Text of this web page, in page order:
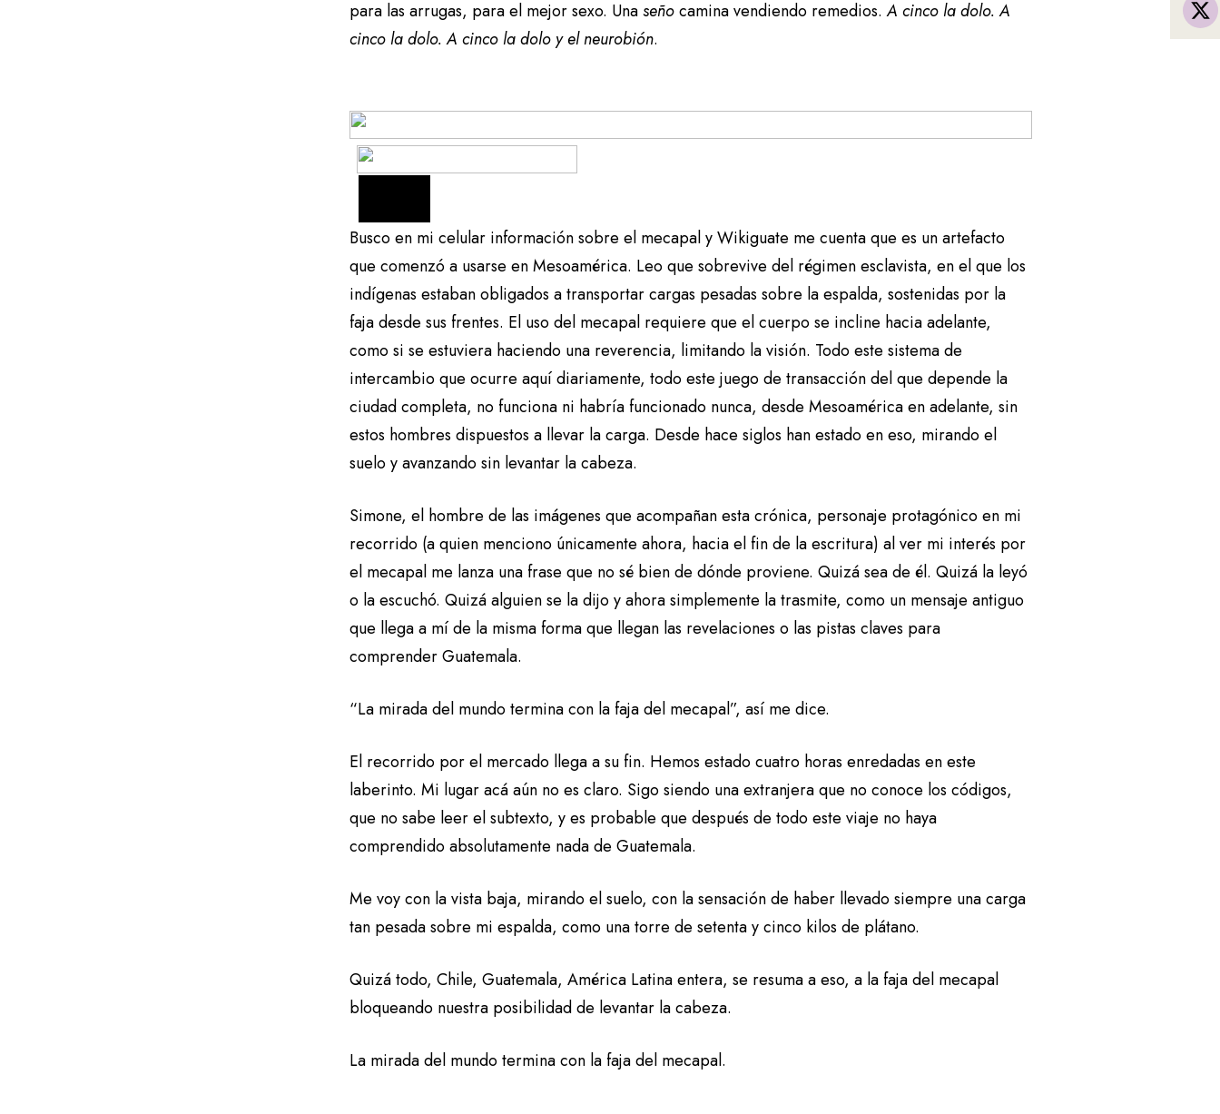
para las arrugas, para el mejor sexo. Unaseñocamina vendiendo remedios.A cinco la dolo. A
cinco la dolo. A cinco la dolo y el neurobión.
Busco en mi celular información sobre el mecapal y Wikiguate me cuenta que es un artefacto
que comenzó a usarse en Mesoamérica. Leo que sobrevive del régimen esclavista, en el que los
indígenas estaban obligados a transportar cargas pesadas sobre la espalda, sostenidas por la
faja desde sus frentes. El uso del mecapal requiere que el cuerpo se incline hacia adelante,
como si se estuviera haciendo una reverencia, limitando la visión. Todo este sistema de
intercambio que ocurre aquí diariamente, todo este juego de transacción del que depende la
ciudad completa, no funciona ni habría funcionado nunca, desde Mesoamérica en adelante, sin
estos hombres dispuestos a llevar la carga. Desde hace siglos han estado en eso, mirando el
suelo y avanzando sin levantar la cabeza.
Simone, el hombre de las imágenes que acompañan esta crónica, personaje protagónico en mi
recorrido (a quien menciono únicamente ahora, hacia el fin de la escritura) al ver mi interés por
el mecapal me lanza una frase que no sé bien de dónde proviene. Quizá sea de él. Quizá la leyó
o la escuchó. Quizá alguien se la dijo y ahora simplemente la trasmite, como un mensaje antiguo
que llega a mí de la misma forma que llegan las revelaciones o las pistas claves para
comprender Guatemala.
“La mirada del mundo termina con la faja del mecapal”, así me dice.
El recorrido por el mercado llega a su fin. Hemos estado cuatro horas enredadas en este
laberinto. Mi lugar acá aún no es claro. Sigo siendo una extranjera que no conoce los códigos,
que no sabe leer el subtexto, y es probable que después de todo este viaje no haya
comprendido absolutamente nada de Guatemala.
Me voy con la vista baja, mirando el suelo, con la sensación de haber llevado siempre una carga
tan pesada sobre mi espalda, como una torre de setenta y cinco kilos de plátano.
Quizá todo, Chile, Guatemala, América Latina entera, se resuma a eso, a la faja del mecapal
bloqueando nuestra posibilidad de levantar la cabeza.
La mirada del mundo termina con la faja del mecapal.